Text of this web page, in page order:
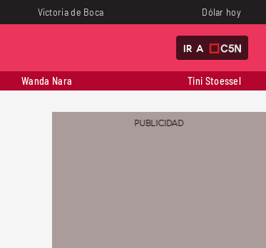
Victoria de Boca Dólar hoy
IR A
Wanda Nara Tini Stoessel